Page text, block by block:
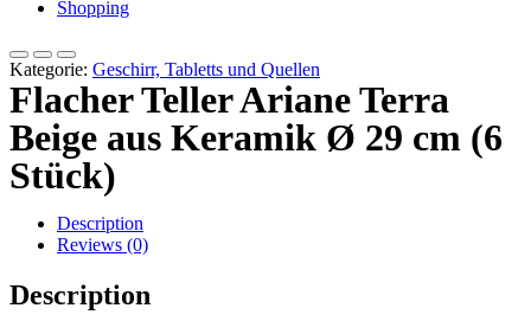
Shopping
Kategorie: Geschirr, Tabletts und Quellen
Flacher Teller Ariane Terra
Beige aus Keramik Ø 29 cm (6
Stück)
Description
Reviews (0)
Description